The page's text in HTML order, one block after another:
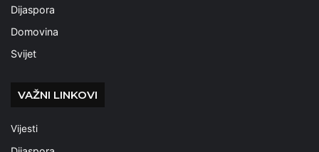
Dijaspora
Domovina
Svijet
VAŽNI LINKOVI
Vijesti